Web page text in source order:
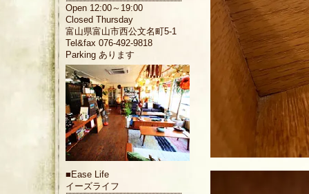
Open 12:00～19:00
Closed Thursday
富山県富山市西公文名町5-1
Tel&fax 076-492-9818
Parking あります
■ Ease Life
イーズライフ